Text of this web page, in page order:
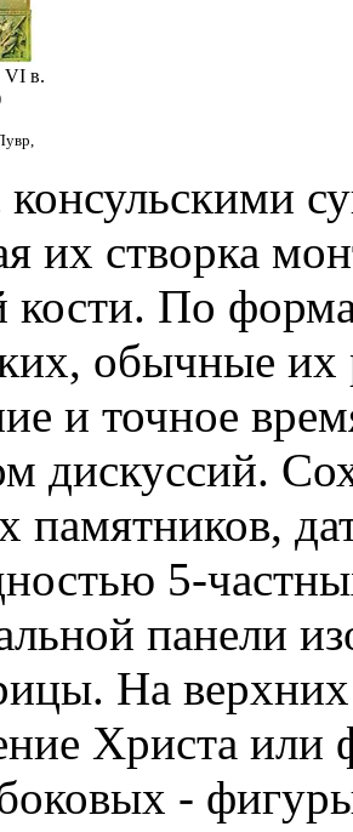
VI в.
их створка
кости. По
обычные
и точное
дискуссий.
памятников,
5-
панели
На
Христа
-